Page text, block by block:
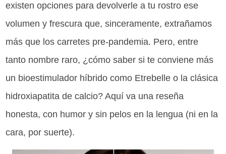
existen opciones para devolverle a tu rostro ese
volumen y frescura que, sinceramente, extrañamos
más que los carretes pre-pandemia. Pero, entre
tanto nombre raro, ¿cómo saber si te conviene más
un bioestimulador híbrido como Etrebelle o la clásica
hidroxiapatita de calcio? Aquí va una reseña
honesta, con humor y sin pelos en la lengua (ni en la
cara, por suerte).